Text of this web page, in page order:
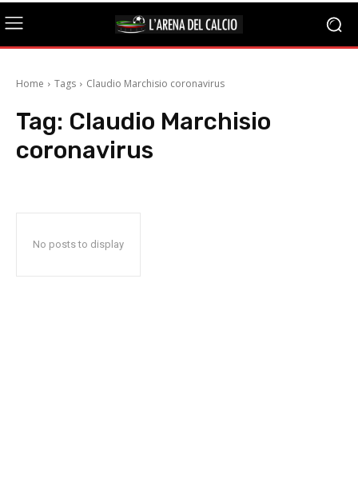
Home Tags Claudio Marchisio coronavirus
Tag: Claudio Marchisio
coronavirus
No posts to display